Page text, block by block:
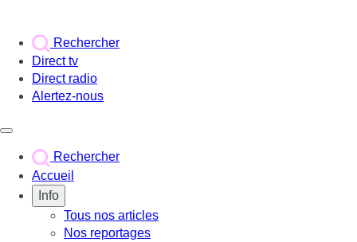
Rechercher
Direct tv
Direct radio
Alertez-nous
Rechercher
Accueil
Info
Tous nos articles
Nos reportages